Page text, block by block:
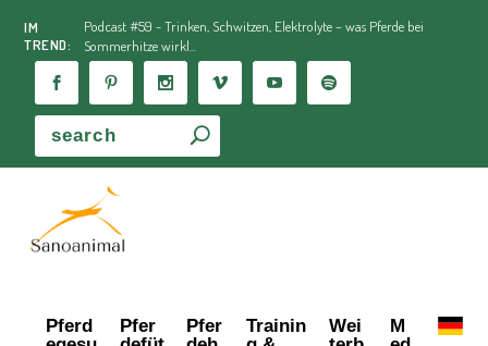
IM
TREND:
Podcast #59 - Trinken, Schwitzen, Elektrolyte – was Pferde bei
Sommerhitze wirkl...
Pferd
Pfer
Pfer
Trainin
Wei
M